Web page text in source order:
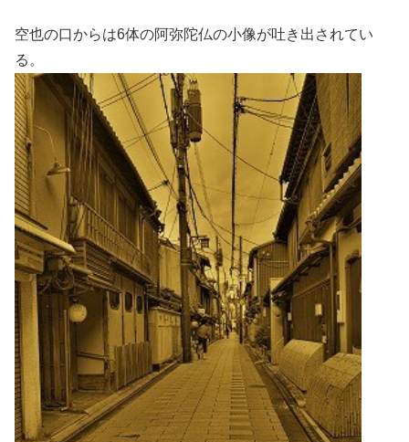
空也の口からは6体の阿弥陀仏の小像が吐き出されてい
る。